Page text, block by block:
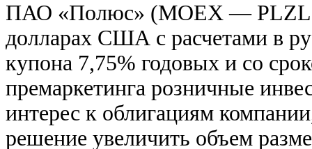
ПАО «Полюс» (MOEX — PLZL)
долларах США с расчетами в
купона 7,75% годовых и со
премаркетинга розничные
интерес к облигациям
решение увеличить объем